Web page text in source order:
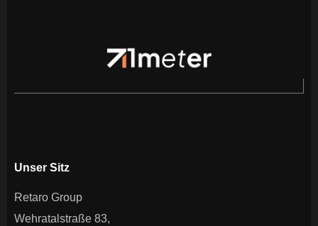
Unser Sitz
Retaro Group
Wehratalstraße 83,